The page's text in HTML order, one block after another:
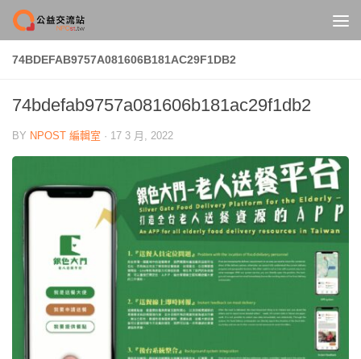
Skip to content
74BDEFAB9757A081606B181AC29F1DB2
74bdefab9757a081606b181ac29f1db2
BY NPOST 編輯室 · 17 3 月, 2022